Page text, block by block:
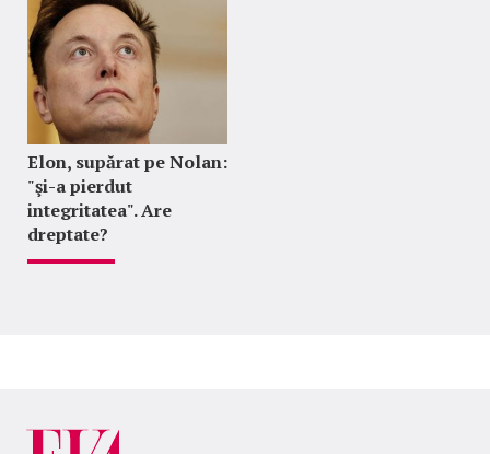
Elon, supărat pe Nolan:
"şi-a pierdut
integritatea". Are
dreptate?